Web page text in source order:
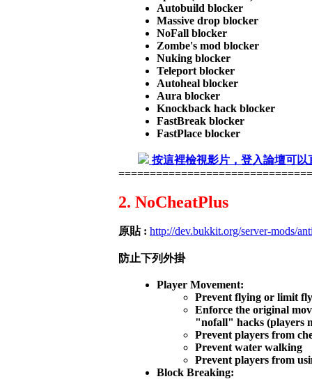
Autobuild blocker
Massive drop blocker
NoFall blocker
Zombe's mod blocker
Nuking blocker
Teleport blocker
Autoheal blocker
Aura blocker
Knockback hack blocker
FastBreak blocker
FastPlace blocker
按這裡檢視影片，登入論壇可以
2. NoCheatPlus
原貼 : http://dev.bukkit.org/server-mods/
防止下列外掛
Player Movement:
Prevent flying or limit
Enforce the original
"nofall" hacks (players
Prevent players from
Prevent water walking
Prevent players from
Block Breaking: